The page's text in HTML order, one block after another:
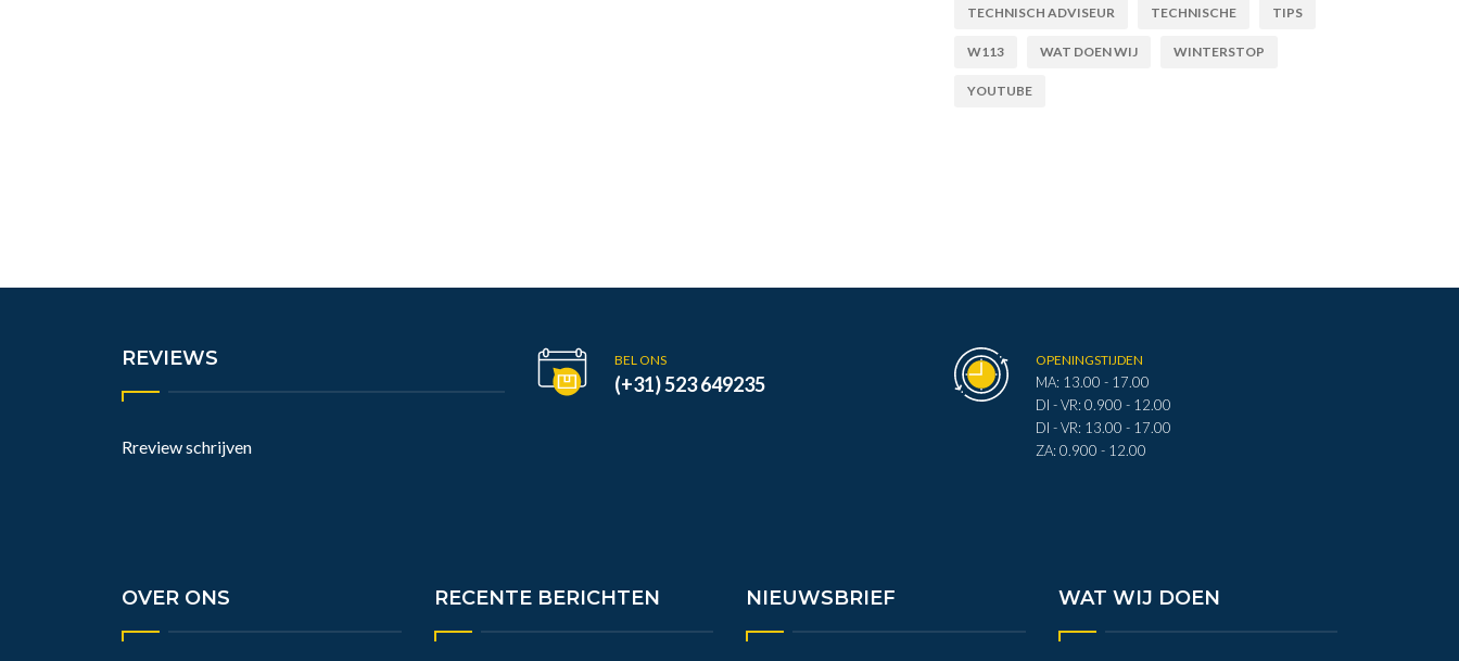
TECHNISCH ADVISEUR TECHNISCHE TIPS
W113 WAT DOEN WIJ WINTERSTOP
YOUTUBE
REVIEWS
Rreview schrijven
BEL ONS
(+31) 523 649235
OPENINGSTIJDEN
MA: 13.00 - 17.00
DI - VR: 0.900 - 12.00
DI - VR: 13.00 - 17.00
ZA: 0.900 - 12.00
OVER ONS RECENTE BERICHTEN NIEUWSBRIEF WAT WIJ DOEN